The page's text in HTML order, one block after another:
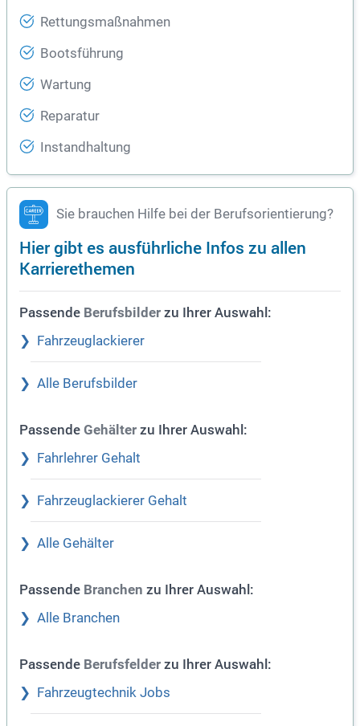
Rettungsmaßnahmen
Bootsführung
Wartung
Reparatur
Instandhaltung
Sie brauchen Hilfe bei der Berufsorientierung?
Hier gibt es ausführliche Infos zu allen
Karrierethemen
Passende Berufsbilder zu Ihrer Auswahl:
Fahrzeuglackierer
Alle Berufsbilder
Passende Gehälter zu Ihrer Auswahl:
Fahrlehrer Gehalt
Fahrzeuglackierer Gehalt
Alle Gehälter
Passende Branchen zu Ihrer Auswahl:
Alle Branchen
Passende Berufsfelder zu Ihrer Auswahl:
Fahrzeugtechnik Jobs